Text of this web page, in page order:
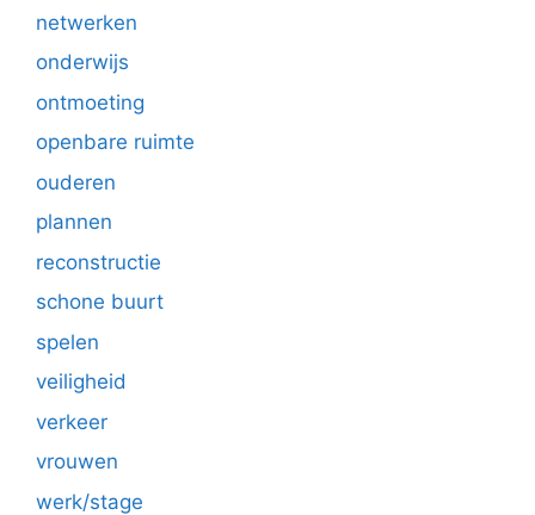
netwerken
onderwijs
ontmoeting
openbare ruimte
ouderen
plannen
reconstructie
schone buurt
spelen
veiligheid
verkeer
vrouwen
werk/stage